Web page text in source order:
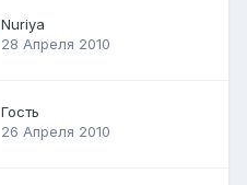
Nuriya
28 Апреля 2010
Гость
26 Апреля 2010